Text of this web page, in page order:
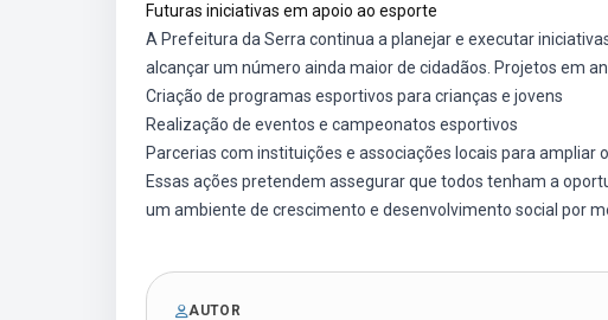
Futuras iniciativas em apoio ao esporte
A Prefeitura da Serra continua a planejar e executar
alcançar um número ainda maior de cidadãos. Projetos em
Criação de programas esportivos para crianças e jovens
Realização de eventos e campeonatos esportivos
Parcerias com instituições e associações locais para ampliar
Essas ações pretendem assegurar que todos tenham a
um ambiente de crescimento e desenvolvimento social por
AUTOR